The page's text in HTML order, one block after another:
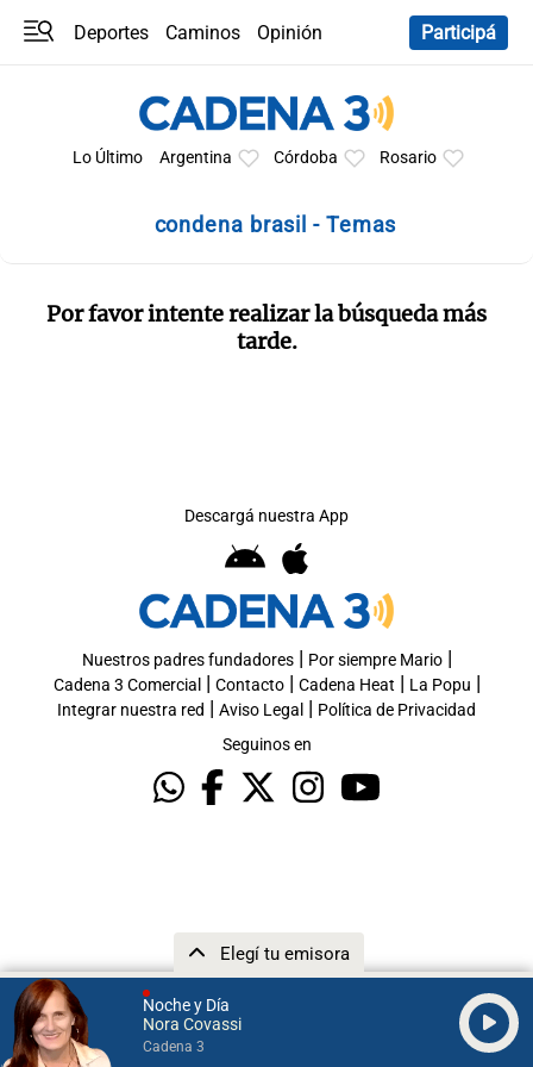
Noche y Día
Nora Covassi
Cadena 3
Elegí tu emisora
Deportes Caminos
Opinión
Participá
Lo Último Argentina Córdoba Rosario
condena brasil - Temas
Por favor intente realizar la búsqueda más
tarde.
Descargá nuestra App
Nuestros padres fundadores| Por siempre Mario|
Cadena 3 Comercial | Contacto| Cadena Heat | La Popu |
Integrar nuestra red | Aviso Legal | Política de Privacidad
Seguinos en